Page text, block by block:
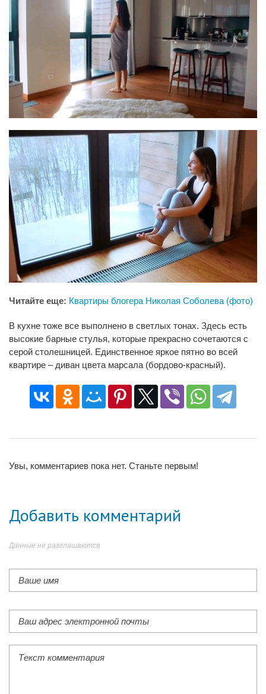
Читайте еще: Квартиры блогера Николая Соболева (фото)
В кухне тоже все выполнено в светлых тонах. Здесь есть
высокие барные стулья, которые прекрасно сочетаются с
серой столешницей. Единственное яркое пятно во всей
квартире – диван цвета марсала (бордово-красный).
Увы, комментариев пока нет. Станьте первым!
Добавить комментарий
Данные не разглашаются